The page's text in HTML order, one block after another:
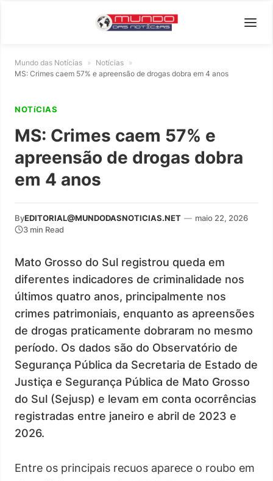
Mundo das Notícias » Notícias »
MS: Crimes caem 57% e apreensão de drogas dobra em 4 anos
NOTíCIAS
MS: Crimes caem 57% e
apreensão de drogas dobra
em 4 anos
ByEDITORIAL@MUNDODASNOTICIAS.NET — maio 22, 2026
3 min Read
Mato Grosso do Sul registrou queda em
diferentes indicadores de criminalidade nos
últimos quatro anos, principalmente nos
crimes patrimoniais, enquanto as apreensões
de drogas praticamente dobraram no mesmo
período. Os dados são do Observatório de
Segurança Pública da Secretaria de Estado de
Justiça e Segurança Pública de Mato Grosso
do Sul (Sejusp) e levam em conta ocorrências
registradas entre janeiro e abril de 2023 e
2026.
Entre os principais recuos aparece o roubo em